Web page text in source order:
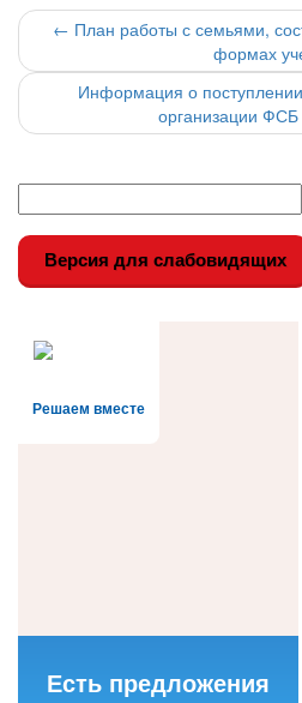
Навигация
по
записи
← План работы с семьями,
формах
Информация о
организации ФСБ
Версия для слабовидящих
Решаем вместе
Есть предложения